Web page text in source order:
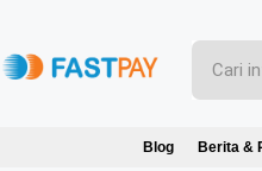
Blog Berita &